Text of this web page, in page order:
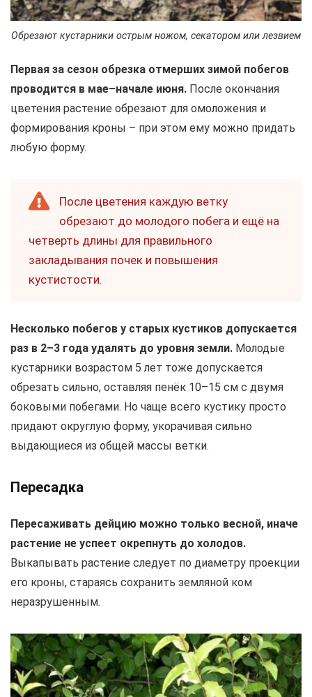
Обрезают кустарники острым ножом, секатором или лезвием
Первая за сезон обрезка отмерших зимой побегов
проводится в мае–начале июня. После окончания
цветения растение обрезают для омоложения и
формирования кроны – при этом ему можно придать
любую форму.
После цветения каждую ветку
обрезают до молодого побега и ещё на
четверть длины для правильного
закладывания почек и повышения
кустистости.
Несколько побегов у старых кустиков допускается
раз в 2–3 года удалять до уровня земли. Молодые
кустарники возрастом 5 лет тоже допускается
обрезать сильно, оставляя пенёк 10–15 см с двумя
боковыми побегами. Но чаще всего кустику просто
придают округлую форму, укорачивая сильно
выдающиеся из общей массы ветки.
Пересадка
Пересаживать дейцию можно только весной, иначе
растение не успеет окрепнуть до холодов.
Выкапывать растение следует по диаметру проекции
его кроны, стараясь сохранить земляной ком
неразрушенным.